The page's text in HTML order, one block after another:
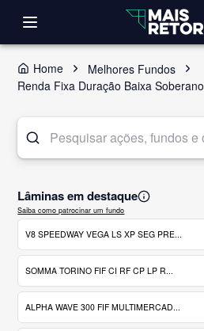
Home
Melhores Fundos
Renda Fixa Duração Baixa Soberano
Lâminas em destaque
Saiba como patrocinar um fundo
V8 SPEEDWAY VEGA LS XP SEG PRE...
SOMMA TORINO FIF CI RF CP LP R...
ALPHA WAVE 300 FIF MULTIMERCAD...